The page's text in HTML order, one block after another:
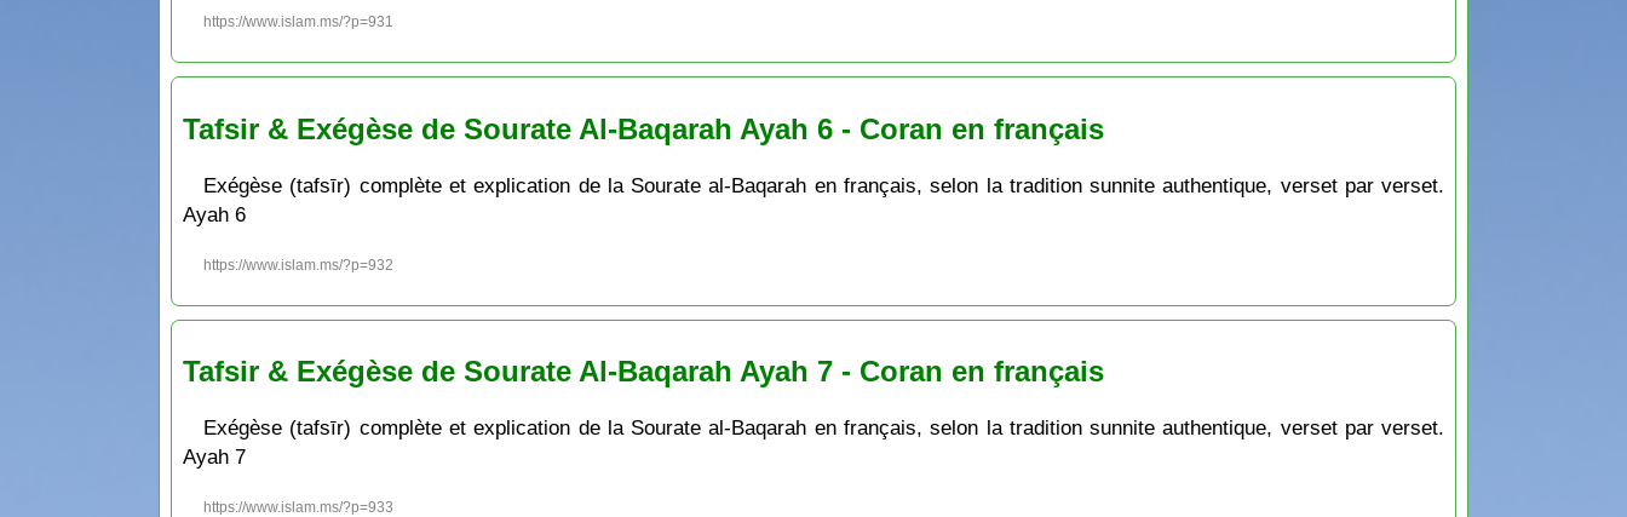
https://www.islam.ms/?p=931
Tafsir & Exégèse de Sourate Al-Baqarah Ayah 6 - Coran en français
Exégèse (tafsīr) complète et explication de la Sourate al-Baqarah en français, selon la tradition sunnite authentique, verset par verset.
Ayah 6
https://www.islam.ms/?p=932
Tafsir & Exégèse de Sourate Al-Baqarah Ayah 7 - Coran en français
Exégèse (tafsīr) complète et explication de la Sourate al-Baqarah en français, selon la tradition sunnite authentique, verset par verset.
Ayah 7
https://www.islam.ms/?p=933